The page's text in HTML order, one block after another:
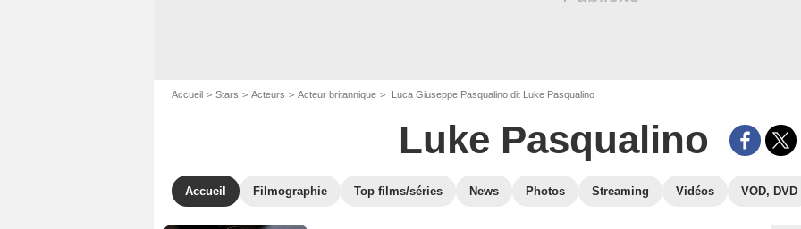
Accueil Stars Acteurs Acteur britannique Luca Giuseppe Pasqualino dit Luke Pasqualino
Luke Pasqualino
Accueil Filmographie Top films/séries News Photos Streaming Vidéos VOD, DVD